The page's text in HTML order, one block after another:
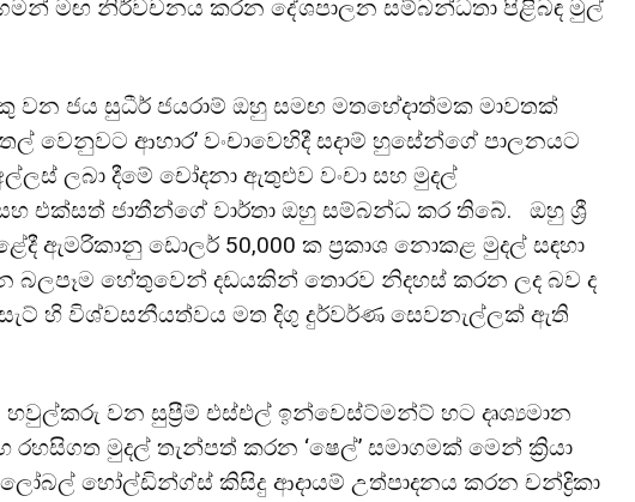
ගමන් මඟ නිර්වචනය කරන දේශපාලන සම්බන්ධතා පිළිබඳ මුල්
වන ජය සුධීර් ජයරාම් ඔහු සමඟ මතභේදාත්මක මාවතක්
වෙනුවට ආහාර’ වංචාවෙහිදී සදාම් හුසේන්ගේ පාලනයට
ලබා දීමේ චෝදනා ඇතුළුව වංචා සහ මුදල්
එක්සත් ජාතීන්ගේ වාර්තා ඔහු සම්බන්ධ කර තිබේ. ඔහු ශ්‍රී
ඇමරිකානු ඩොලර් 50,000 ක ප්‍රකාශ නොකළ මුදල් සඳහා
බලපෑම හේතුවෙන් දඩයකින් තොරව නිදහස් කරන ලද බව ද
හි විශ්වසනීයත්වය මත දිගු දුර්වර්ණ සෙවනැල්ලක් ඇති
හවුල්කරු වන සුප්‍රීම් එස්එල් ඉන්වෙස්ට්මන්ට් හට දෘශ්‍යමාන
මුදල් තැන්පත් කරන ‘ෂෙල්’ සමාගමක් මෙන් ක්‍රියා
හෝල්ඩින්ග්ස් කිසිදු ආදායම් උත්පාදනය කරන චන්ද්‍රිකා